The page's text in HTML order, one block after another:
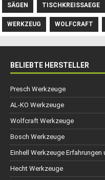
SÄGEN TISCHKREISSAEGE
WERKZEUG WOLFCRAFT
BELIEBTE HERSTELLER
Presch Werkzeuge
AL-KO Werkzeuge
Wolfcraft Werkzeuge
Bosch Werkzeuge
Einhell Werkzeuge Erfahrungen
Hecht Werkzeuge